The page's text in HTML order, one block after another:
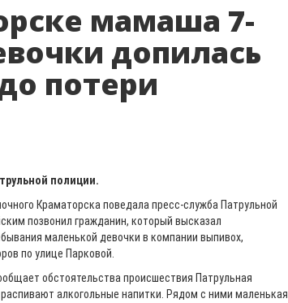
мамаша 7-
допилась
потери
полиции.
Краматорска поведала пресс-служба Патрульной
позвонил гражданин, который высказал
маленькой девочки в компании выпивох,
по улице Парковой.
обстоятельства происшествия Патрульная
алкогольные напитки. Рядом с ними маленькая